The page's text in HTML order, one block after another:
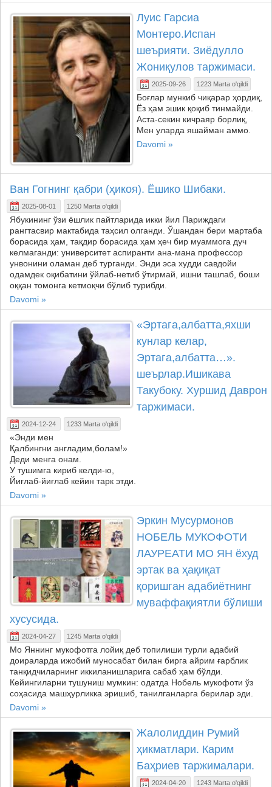
Луис Гарсиа
Монтеро.Испан
шеърияти. Зиёдулло
Жониқулов таржимаси.
2025-09-26 1223 Marta o'qildi
Боғлар мункиб чиқарар ҳордиқ,
Ёз ҳам эшик қоқиб тинмайди.
Аста-секин кичраяр борлиқ,
Мен уларда яшайман аммо.
Davomi »
Ван Гогнинг қабри (ҳикоя). Ёшико Шибаки.
2025-08-01 1250 Marta o'qildi
Ябукининг ўзи ёшлик пайтларида икки йил Париждаги
рангтасвир мактабида таҳсил олганди. Ўшандан бери мартаба
борасида ҳам, тақдир борасида ҳам ҳеч бир муаммога дуч
келмаганди: университет аспиранти ана-мана профессор
унвонини оламан деб турганди. Энди эса худди савдойи
одамдек оқибатини ўйлаб-нетиб ўтирмай, ишни ташлаб, боши
оққан томонга кетмоқчи бўлиб турибди.
Davomi »
«Эртага,албатта,яхши
кунлар келар,
Эртага,албатта…».
шеърлар.Ишикава
Такубоку. Хуршид Даврон
таржимаси.
2024-12-24 1233 Marta o'qildi
«Энди мен
Қалбингни англадим,болам!»
Деди менга онам.
У тушимга кириб келди-ю,
Йиғлаб-йиғлаб кейин тарк этди.
Davomi »
Эркин Мусурмонов
НОБЕЛЬ МУКОФОТИ
ЛАУРЕАТИ МО ЯН ёхуд
эртак ва ҳақиқат
қоришган адабиётнинг
муваффақиятли бўлиши
хусусида.
2024-04-27 1245 Marta o'qildi
Мо Яннинг мукофотга лойиқ деб топилиши турли адабий
доираларда ижобий муносабат билан бирга айрим ғарблик
танқидчиларнинг иккиланишларига сабаб ҳам бўлди.
Кейингиларни тушуниш мумкин: одатда Нобель мукофоти ўз
соҳасида машҳурликка эришиб, танилганларга берилар эди.
Davomi »
Жалолиддин Румий
ҳикматлари. Карим
Баҳриев таржималари.
2024-04-20 1243 Marta o'qildi